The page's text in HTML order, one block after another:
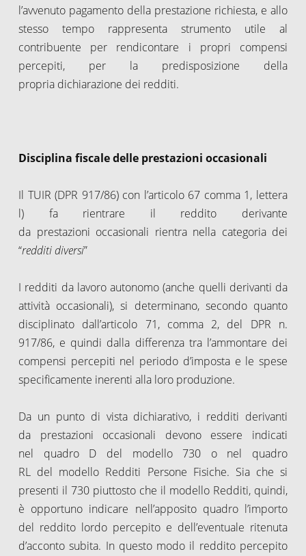
l’avvenuto pagamento della prestazione richiesta, e allo
stesso tempo rappresenta strumento utile al
contribuente per rendicontare i propri compensi
percepiti, per la predisposizione della
propria dichiarazione dei redditi.
Disciplina fiscale delle prestazioni occasionali
Il TUIR (DPR 917/86) con l’articolo 67 comma 1, lettera
l) fa rientrare il reddito derivante
da prestazioni occasionali rientra nella categoria dei
“redditi diversi”
I redditi da lavoro autonomo (anche quelli derivanti da
attività occasionali), si determinano, secondo quanto
disciplinato dall’articolo 71, comma 2, del DPR n.
917/86, e quindi dalla differenza tra l’ammontare dei
compensi percepiti nel periodo d’imposta e le spese
specificamente inerenti alla loro produzione.
Da un punto di vista dichiarativo, i redditi derivanti
da prestazioni occasionali devono essere indicati
nel quadro D del modello 730 o nel quadro
RL del modello Redditi Persone Fisiche. Sia che si
presenti il 730 piuttosto che il modello Redditi, quindi,
è opportuno indicare nell’apposito quadro l’importo
del reddito lordo percepito e dell’eventuale ritenuta
d’acconto subita. In questo modo il reddito percepito